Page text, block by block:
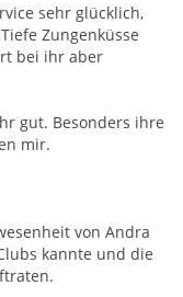
sehr glücklich,
Zungenküsse
bei ihr aber
gut. Besonders ihre
mir.
von Andra
kannte und die